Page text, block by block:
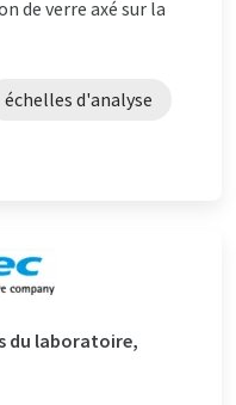
de verre axé sur la
échelles d'analyse
du laboratoire,